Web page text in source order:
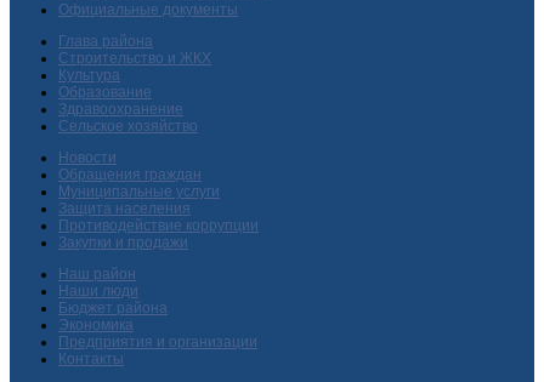
Официальные документы
Глава района
Строительство и ЖКХ
Культура
Образование
Здравоохранение
Сельское хозяйство
Новости
Обращения граждан
Муниципальные услуги
Защита населения
Противодействие коррупции
Закупки и продажи
Наш район
Наши люди
Бюджет района
Экономика
Предприятия и организации
Контакты